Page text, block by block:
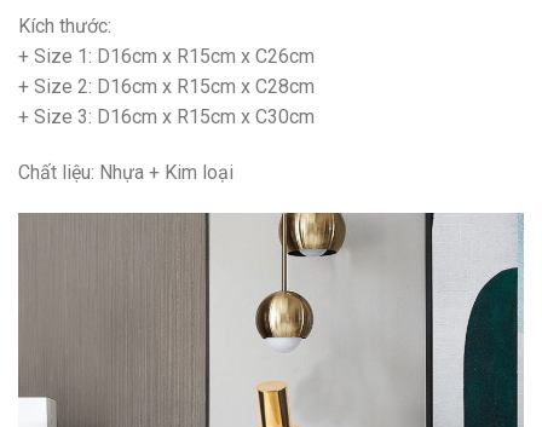
Kích thước:
+ Size 1: D16cm x R15cm x C26cm
+ Size 2: D16cm x R15cm x C28cm
+ Size 3: D16cm x R15cm x C30cm
Chất liệu: Nhựa + Kim loại